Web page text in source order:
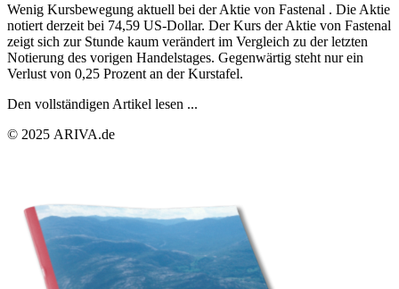
Wenig Kursbewegung aktuell bei der Aktie von Fastenal . Die Aktie
notiert derzeit bei 74,59 US-Dollar. Der Kurs der Aktie von Fastenal
zeigt sich zur Stunde kaum verändert im Vergleich zu der letzten
Notierung des vorigen Handelstages. Gegenwärtig steht nur ein
Verlust von 0,25 Prozent an der Kurstafel.
Den vollständigen Artikel lesen ...
© 2025 ARIVA.de